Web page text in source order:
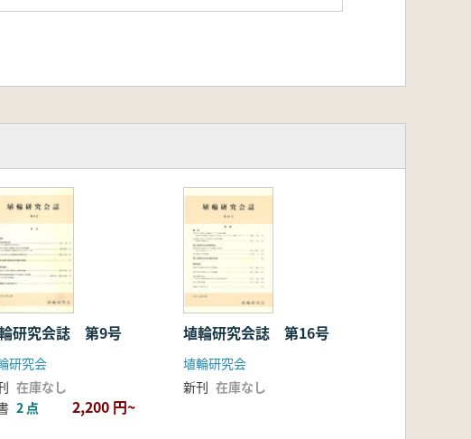
研究会誌 第9号
研究会
在庫なし
2 点 2,200 円~
埴輪研究会誌 第16号
埴輪研究会
新刊 在庫なし